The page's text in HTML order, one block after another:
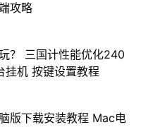
攻略
？ 三国计性能优化240
挂机 按键设置教程
版下载安装教程 Mac电